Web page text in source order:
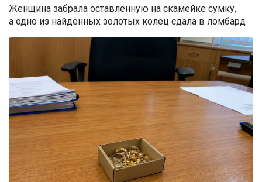
Женщина забрала оставленную на скамейке сумку,
а одно из найденных золотых колец сдала в ломбард